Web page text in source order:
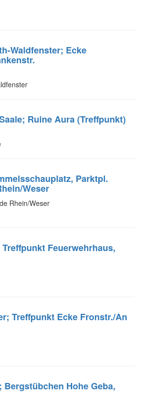
Waldfenster; Ecke
Ruine Aura (Treffpunkt)
Parktpl.
Weser
Rhein/Weser
Feuerwehrhaus,
Treffpunkt Ecke Fronstr./An
Bergstübchen Hohe Geba,